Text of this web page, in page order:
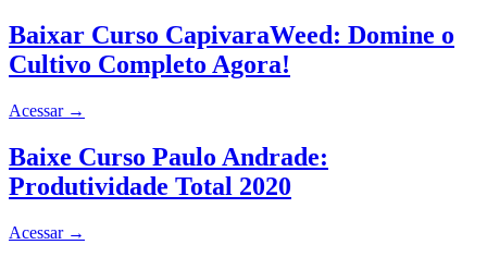
Baixar Curso CapivaraWeed: Domine o
Cultivo Completo Agora!
Acessar →
Baixe Curso Paulo Andrade:
Produtividade Total 2020
Acessar →